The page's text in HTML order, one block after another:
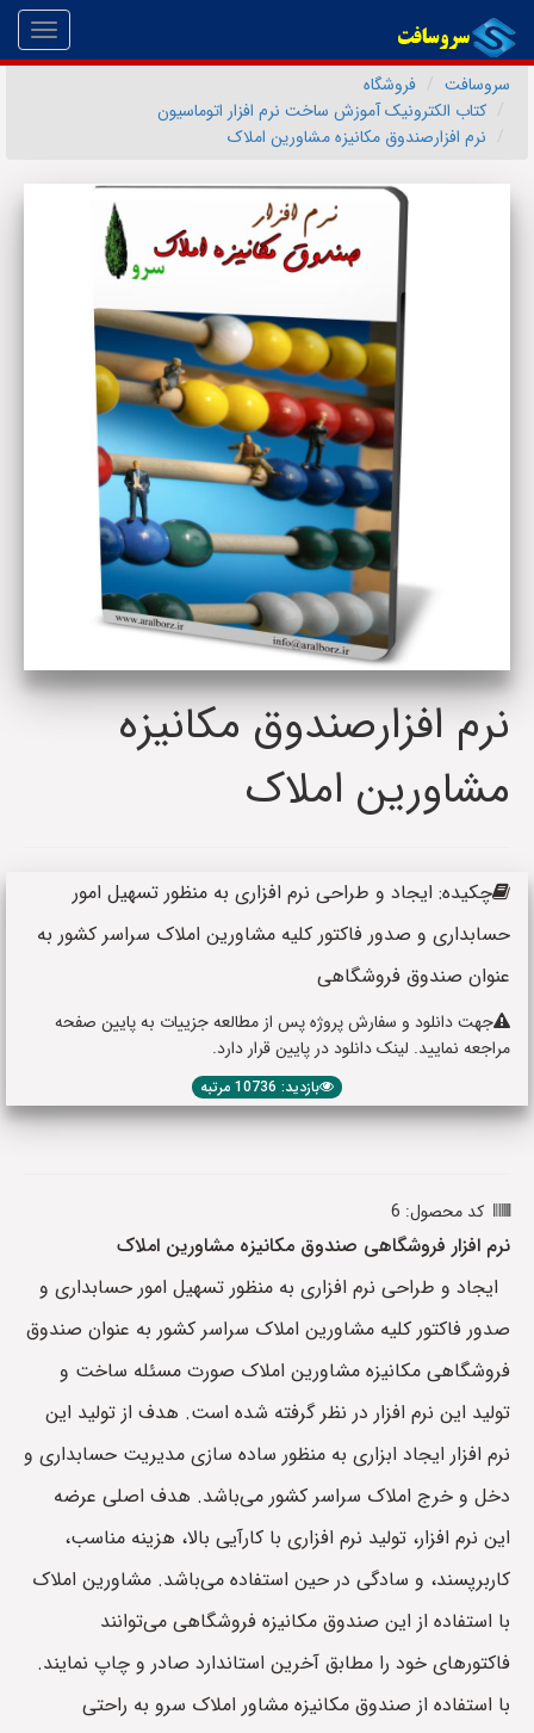
سروسافت
فروشگاه
کتاب الکترونیک آموزش ساخت نرم افزار اتوماسیون
نرم افزارصندوق مکانیزه مشاورین املاک
نرم افزارصندوق مکانیزه
مشاورین املاک
چکیده: ایجاد و طراحی نرم افزاری به منظور تسهیل امور
حسابداری و صدور فاکتور کلیه مشاورین املاک سراسر کشور به
عنوان صندوق فروشگاهی
جهت دانلود و سفارش پروژه پس از مطالعه جزییات به پایین صفحه
مراجعه نمایید. لینک دانلود در پایین قرار دارد.
بازدید: 10736 مرتبه
کد محصول: 6
نرم افزار فروشگاهی صندوق مکانیزه مشاورین املاک
ایجاد و طراحی نرم افزاری به منظور تسهیل امور حسابداری و
صدور فاکتور کلیه مشاورین املاک سراسر کشور به عنوان صندوق
فروشگاهی مکانیزه مشاورین املاک صورت مسئله ساخت و
تولید این نرم افزار در نظر گرفته شده است. هدف از تولید این
نرم افزار ایجاد ابزاری به منظور ساده سازی مدیریت حسابداری و
دخل و خرج املاک سراسر کشور می‌باشد. هدف اصلی عرضه
این نرم افزار، تولید نرم افزاری با کارآیی بالا، هزینه مناسب،
کاربرپسند، و سادگی در حین استفاده می‌باشد. مشاورین املاک
با استفاده از این صندوق مکانیزه فروشگاهی می‌توانند
فاکتورهای خود را مطابق آخرین استاندارد صادر و چاپ نمایند.
با استفاده از صندوق مکانیزه مشاور املاک سرو به راحتی